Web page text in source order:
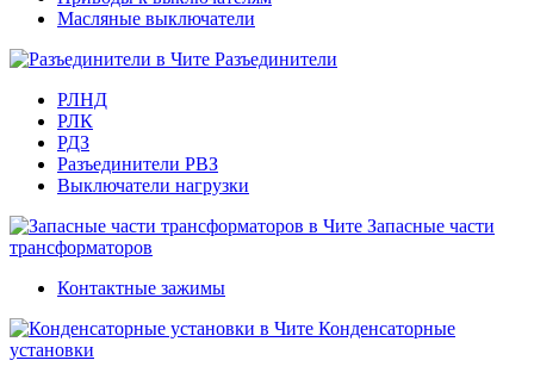
Масляные выключатели
Разъединители
РЛНД
РЛК
РДЗ
Разъединители РВЗ
Выключатели нагрузки
Запасные части
трансформаторов
Контактные зажимы
Конденсаторные
установки